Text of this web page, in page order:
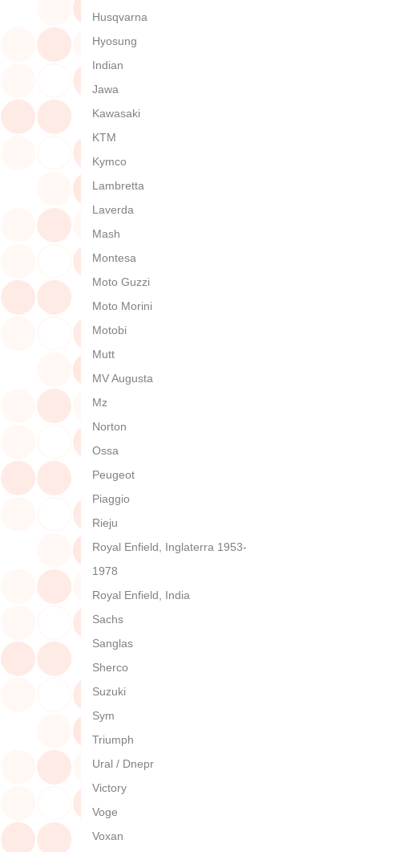
Husqvarna
Hyosung
Indian
Jawa
Kawasaki
KTM
Kymco
Lambretta
Laverda
Mash
Montesa
Moto Guzzi
Moto Morini
Motobi
Mutt
MV Augusta
Mz
Norton
Ossa
Peugeot
Piaggio
Rieju
Royal Enfield, Inglaterra 1953-
1978
Royal Enfield, India
Sachs
Sanglas
Sherco
Suzuki
Sym
Triumph
Ural / Dnepr
Victory
Voge
Voxan